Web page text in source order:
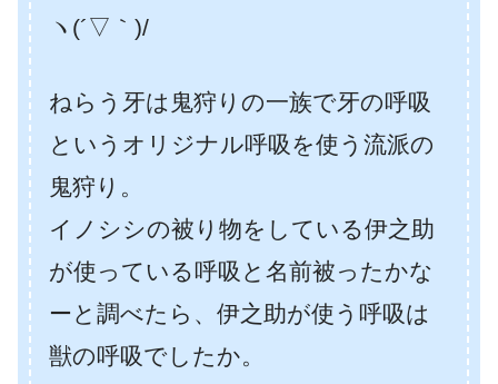
ヽ(´▽｀)/
ねらう牙は鬼狩りの一族で牙の呼吸
というオリジナル呼吸を使う流派の
鬼狩り。
イノシシの被り物をしている伊之助
が使っている呼吸と名前被ったかな
ーと調べたら、伊之助が使う呼吸は
獣の呼吸でしたか。